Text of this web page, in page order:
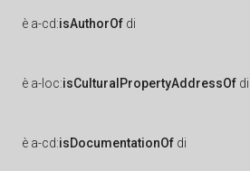
è a-cd:isAuthorOf di
è a-loc:isCulturalPropertyAddressOf di
è a-cd:isDocumentationOf di